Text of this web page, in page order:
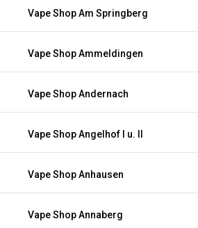
Vape Shop Am Springberg
Vape Shop Ammeldingen
Vape Shop Andernach
Vape Shop Angelhof I u. II
Vape Shop Anhausen
Vape Shop Annaberg